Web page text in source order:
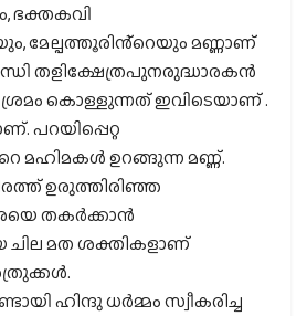
ഭക്തകവി
മേല്പത്തൂരിൻ്റെയും മണ്ണാണ്
തളിക്ഷേത്രപുനരുദ്ധാരകൻ
കൊള്ളുന്നത് ഇവിടെയാണ് .
പറയിപ്പെറ്റ
മഹിമകൾ ഉറങ്ങുന്ന മണ്ണ്.
ഉരുത്തിരിഞ്ഞ
തകർക്കാൻ
ചില മത ശക്തികളാണ്
ഹിന്ദു ധർമ്മം സ്വീകരിച്ച